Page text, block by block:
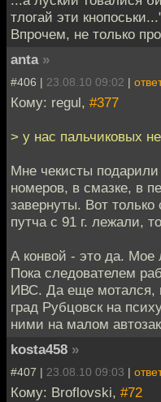
тлогай эти
Впрочем, не только
anta »
#406 | 23.08.10 09:02 |
Кому: regul, #377
> у нас пальчиковых
Мне чекисты
номеров, в смазке, в
завернуты. Вот
путча с 91 г. лежали,
А конвой - это да.
Пока следователем
ИВС. Да еще мотался,
град Рубцовск на
ними на малом
kosta458 »
#407 | 23.08.10 09:03 |
Кому: Broflovski, #72